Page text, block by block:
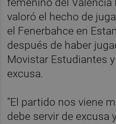
femenino del Valencia
valoró el hecho de
el Fenerbahce en
después de haber
Movistar Estudiantes
excusa.
“El partido nos viene
debe servir de excusa